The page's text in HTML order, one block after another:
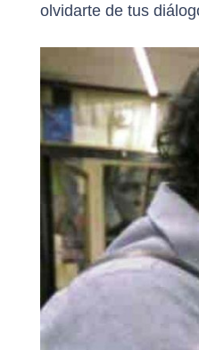
olvidarte de tus